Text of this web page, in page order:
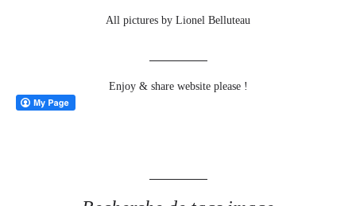
All pictures by Lionel Belluteau
Enjoy & share website please !